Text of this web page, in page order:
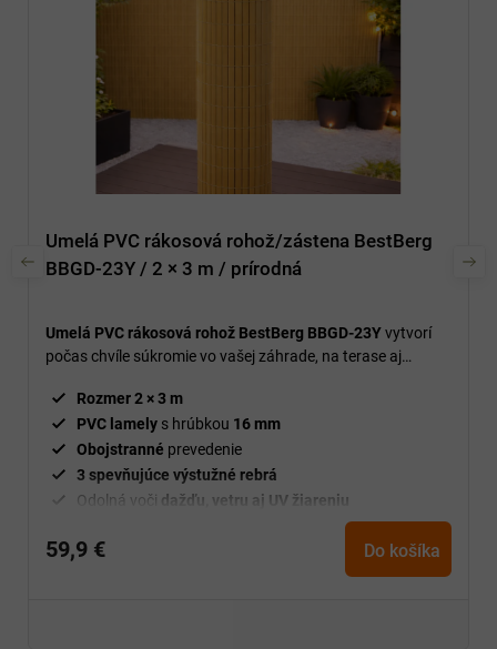
Umelá PVC rákosová rohož/zástena BestBerg
BBGD-23Y / 2 × 3 m / prírodná
Umelá PVC rákosová rohož BestBerg BBGD-23Yvytvorí
počas chvíle súkromie vo vašej záhrade, na terase aj
Rozmer 2 × 3 m
PVC lamely s hrúbkou 16 mm
Obojstranné prevedenie
3 spevňujúce výstužné rebrá
Odolná voči dažďu, vetru aj UV žiareniu
59,9 € Do košíka